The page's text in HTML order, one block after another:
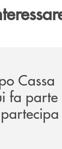
Cassa
fa parte
di